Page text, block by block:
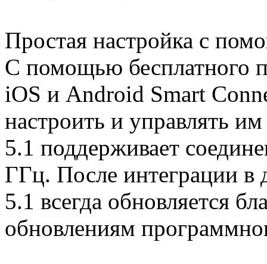
Простая настройка с
С помощью бесплатного
iOS и Android Smart
настроить и управлять
5.1 поддерживает
ГГц. После интеграции
5.1 всегда обновляется
обновлениям